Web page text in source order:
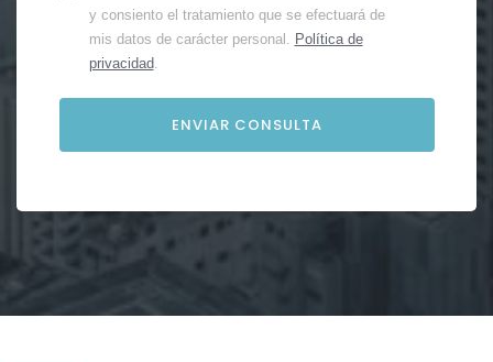
y consiento el tratamiento que se efectuará de
mis datos de carácter personal. Política de
privacidad.